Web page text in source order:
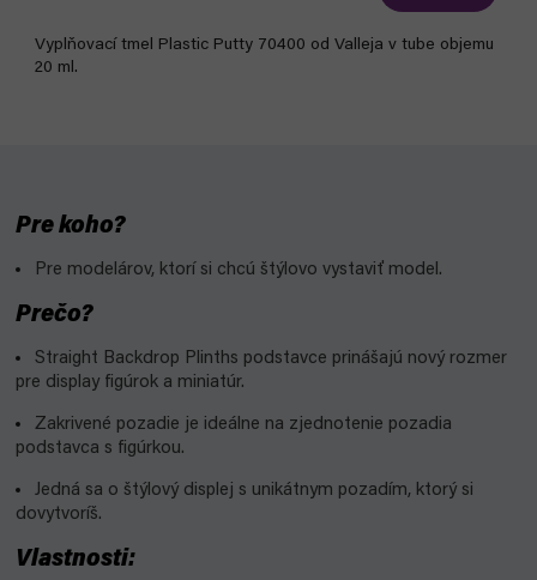
Vyplňovací tmel Plastic Putty 70400 od Valleja v tube objemu
20 ml.
Pre koho?
Pre modelárov, ktorí si chcú štýlovo vystaviť model.
Prečo?
Straight Backdrop Plinths podstavce prinášajú nový rozmer
pre display figúrok a miniatúr.
Zakrivené pozadie je ideálne na zjednotenie pozadia
podstavca s figúrkou.
Jedná sa o štýlový displej s unikátnym pozadím, ktorý si
dovytvoríš.
Vlastnosti: